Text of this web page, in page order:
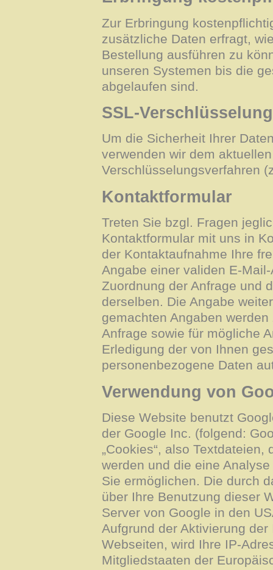
Zur Erbringung
zusätzliche Daten erfragt,
Bestellung ausführen zu
unseren Systemen bis die
abgelaufen sind.
SSL-Verschlüsselung
Um die Sicherheit Ihrer
verwenden wir dem
Verschlüsselungsverfahren
Kontaktformular
Treten Sie bzgl. Fragen
Kontaktformular mit uns in
der Kontaktaufnahme Ihre
Angabe einer validen E-
Zuordnung der Anfrage und
derselben. Die Angabe
gemachten Angaben
Anfrage sowie für mögliche
Erledigung der von Ihnen
personenbezogene Daten
Verwendung von
Diese Website benutzt
der Google Inc. (folgend:
„Cookies“, also
werden und die eine
Sie ermöglichen. Die durch
über Ihre Benutzung dieser
Server von Google in den
Aufgrund der Aktivierung
Webseiten, wird Ihre IP-
Mitgliedstaaten der